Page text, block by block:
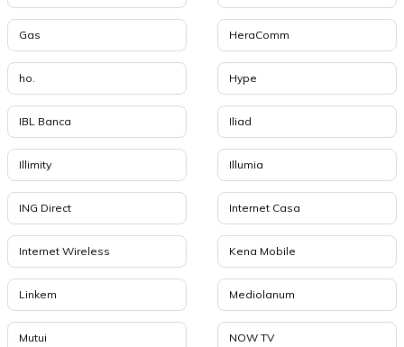
Gas HeraComm
ho. Hype
IBL Banca Iliad
Illimity Illumia
ING Direct Internet Casa
Internet Wireless Kena Mobile
Linkem Mediolanum
Mutui NOW TV